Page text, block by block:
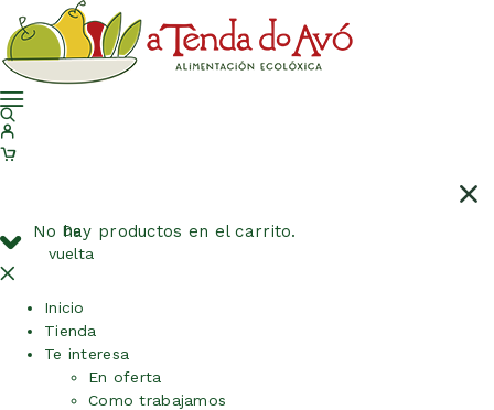
No hay productos en el carrito.
De
vuelta
Inicio
Tienda
Te interesa
En oferta
Como trabajamos